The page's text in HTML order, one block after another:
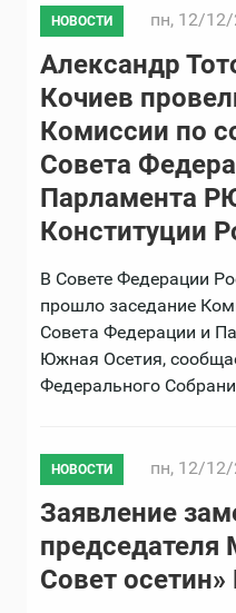
НОВОСТИ пн, 12/12/
Александр
Кочиев
Комиссии по
Совета
Парламента
Конституции
В Совете Федерации
прошло заседание
Совета Федерации и
Южная Осетия,
Федерального
НОВОСТИ пн, 12/
Заявление
Совет осетин»